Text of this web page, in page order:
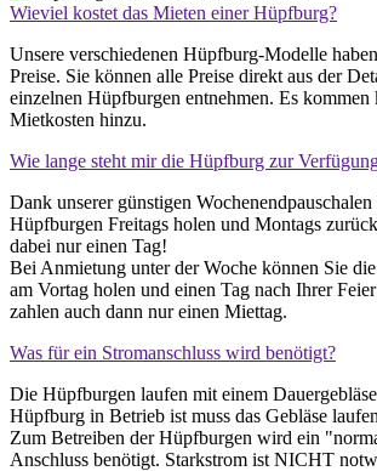
Wieviel kostet das Mieten einer Hüpfburg?
Unsere verschiedenen Hüpfburg-Modelle
Preise. Sie können alle Preise direkt aus der
einzelnen Hüpfburgen entnehmen. Es kommen
Mietkosten hinzu.
Wie lange steht mir die Hüpfburg zur
Dank unserer günstigen
Hüpfburgen Freitags holen und Montags
dabei nur einen Tag!
Bei Anmietung unter der Woche können Sie
am Vortag holen und einen Tag nach Ihrer
zahlen auch dann nur einen Miettag.
Was für ein Stromanschluss wird benötigt?
Die Hüpfburgen laufen mit einem
Hüpfburg in Betrieb ist muss das Gebläse
Zum Betreiben der Hüpfburgen wird ein
Anschluss benötigt. Starkstrom ist NICHT